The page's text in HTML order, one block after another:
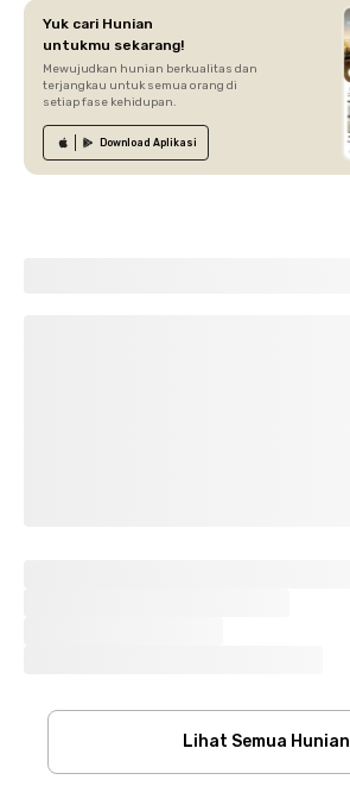
Yuk cari Hunian
untukmu sekarang!
Mewujudkan hunian berkualitas dan
terjangkau untuk semua orang di
setiap fase kehidupan.
Download Aplikasi
Lihat Semua Hunian